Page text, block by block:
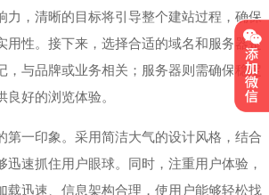
力，清晰的目标将引导整个建站过程，确保
用性。接下来，选择合适的域名和服务器是
，与品牌或业务相关；服务器则需确保稳定
好的浏览体验。
第一印象。采用简洁大气的设计风格，结合
迅速抓住用户眼球。同时，注重用户体验，
载迅速、信息架构合理，使用户能够轻松找